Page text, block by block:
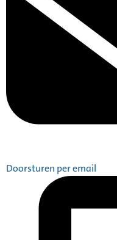
Doorsturen per email